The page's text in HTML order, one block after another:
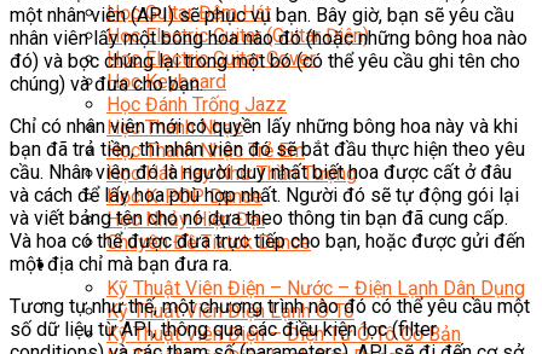
Học Guitar Đệm Hát
Học Electric Guitar (Guitar Điện)
Học Electric Guitar Cover
Học Keyboard
Học Đánh Trống Jazz
Học Thanh Nhạc
Học Thanh Nhạc Trẻ Em
Học Hát Hay Như Thần Tượng
Học K-POP Dance
Học Nhảy Hiện Đại
Chuyên Đề Tiktok Dance
Kỹ Thuật – Công Nghệ
Kỹ Thuật Viên Điện – Nước – Điện Lạnh Dân Dụng
Kỹ Thuật Viên Điện Lạnh Ô Tô
Kỹ Thuật Viên Điện – Điện Tử Ô Tô Cơ Bản
một nhân viên (API) sẽ phục vụ bạn. Bây giờ, bạn sẽ yêu cầu
nhân viên lấy một bông hoa nào đó (hoặc những bông hoa nào
đó) và bọc chúng lại trong một bó (có thể yêu cầu ghi tên cho
chúng) và đưa cho bạn.
Chỉ có nhân viên mới có quyền lấy những bông hoa này và khi
bạn đã trả tiền, thì nhân viên đó sẽ bắt đầu thực hiện theo yêu
cầu. Nhân viên đó là người duy nhất biết hoa được cất ở đâu
và cách để lấy hoa phù hợp nhất. Người đó sẽ tự động gói lại
và viết bảng tên cho nó dựa theo thông tin bạn đã cung cấp.
Và hoa có thể được đưa trực tiếp cho bạn, hoặc được gửi đến
một địa chỉ mà bạn đưa ra.
Tương tự như thế, một chương trình nào đó có thể yêu cầu một
số dữ liệu từ API, thông qua các điều kiện lọc (filter